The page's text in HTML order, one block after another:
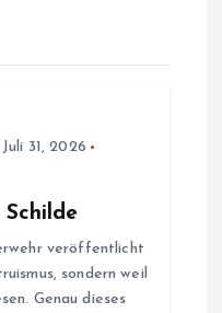
Juli 31, 2026
veröffentlicht
sondern weil
Genau dieses